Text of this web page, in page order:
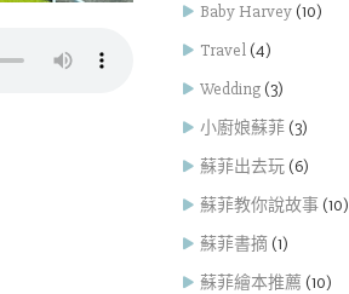
Baby Harvey (10)
Travel (4)
Wedding (3)
小廚娘蘇菲 (3)
蘇菲出去玩 (6)
蘇菲教你說故事 (10)
蘇菲書摘 (1)
蘇菲繪本推薦 (10)